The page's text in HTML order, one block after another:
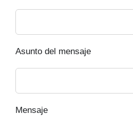
Asunto del mensaje
Mensaje